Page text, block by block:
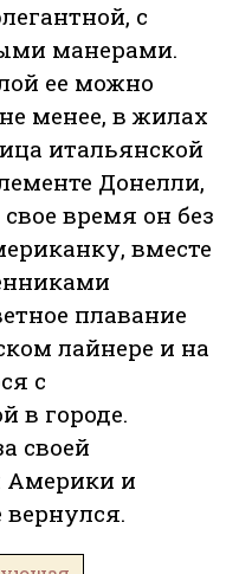
с
манерами.
ее можно
менее, в жилах
итальянской
Донелли,
время он без
вместе
плавание
лайнере и на
с
в городе.
своей
Америки и